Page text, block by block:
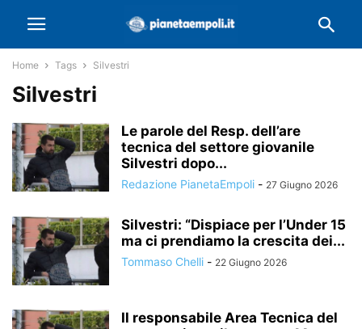
Home Tags Silvestri
Silvestri
Le parole del Resp. dell’are
tecnica del settore giovanile
Silvestri dopo...
Redazione PianetaEmpoli - 27 Giugno 2026
Silvestri: “Dispiace per l’Under 15
ma ci prendiamo la crescita dei...
Tommaso Chelli - 22 Giugno 2026
Il responsabile Area Tecnica del